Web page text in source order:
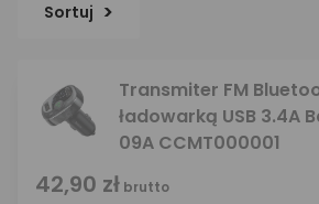
Sortuj
Transmiter FM
ładowarką USB 3.4A
09A CCMT000001
42,90 zł brutto